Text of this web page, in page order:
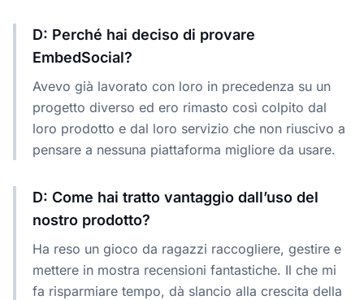
D: Perché hai deciso di provare
EmbedSocial?
Avevo già lavorato con loro in precedenza su un
progetto diverso ed ero rimasto così colpito dal
loro prodotto e dal loro servizio che non riuscivo a
pensare a nessuna piattaforma migliore da usare.
D: Come hai tratto vantaggio dall’uso del
nostro prodotto?
Ha reso un gioco da ragazzi raccogliere, gestire e
mettere in mostra recensioni fantastiche. Il che mi
fa risparmiare tempo, dà slancio alla crescita della